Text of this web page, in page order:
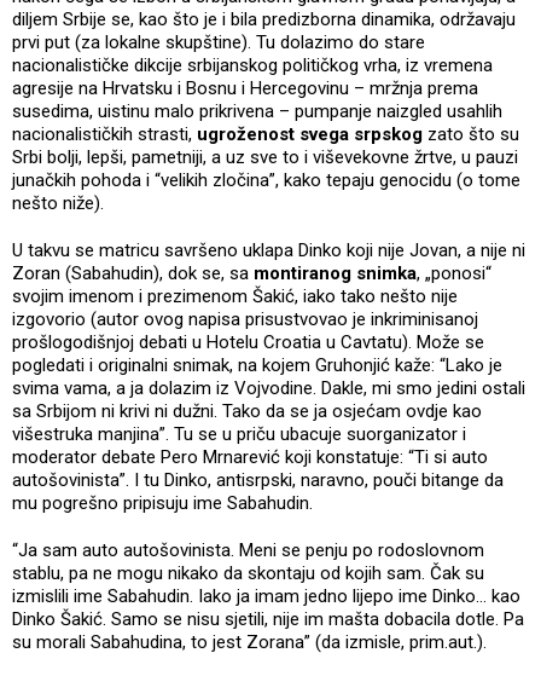
diljem Srbije se, kao što je i bila predizborna dinamika, održavaju
prvi put (za lokalne skupštine). Tu dolazimo do stare
nacionalističke dikcije srbijanskog političkog vrha, iz vremena
agresije na Hrvatsku i Bosnu i Hercegovinu – mržnja prema
susedima, uistinu malo prikrivena – pumpanje naizgled usahlih
nacionalističkih strasti, ugroženost svega srpskog zato što su
Srbi bolji, lepši, pametniji, a uz sve to i viševekovne žrtve, u pauzi
junačkih pohoda i “velikih zločina”, kako tepaju genocidu (o tome
nešto niže).
U takvu se matricu savršeno uklapa Dinko koji nije Jovan, a nije ni
Zoran (Sabahudin), dok se, sa montiranog snimka, „ponosi“
svojim imenom i prezimenom Šakić, iako tako nešto nije
izgovorio (autor ovog napisa prisustvovao je inkriminisanoj
prošlogodišnjoj debati u Hotelu Croatia u Cavtatu). Može se
pogledati i originalni snimak, na kojem Gruhonjić kaže: “Lako je
svima vama, a ja dolazim iz Vojvodine. Dakle, mi smo jedini ostali
sa Srbijom ni krivi ni dužni. Tako da se ja osjećam ovdje kao
višestruka manjina”. Tu se u priču ubacuje suorganizator i
moderator debate Pero Mrnarević koji konstatuje: “Ti si auto
autošovinista”. I tu Dinko, antisrpski, naravno, pouči bitange da
mu pogrešno pripisuju ime Sabahudin.
“Ja sam auto autošovinista. Meni se penju po rodoslovnom
stablu, pa ne mogu nikako da skontaju od kojih sam. Čak su
izmislili ime Sabahudin. Iako ja imam jedno lijepo ime Dinko… kao
Dinko Šakić. Samo se nisu sjetili, nije im mašta dobacila dotle. Pa
su morali Sabahudina, to jest Zorana” (da izmisle, prim.aut.).